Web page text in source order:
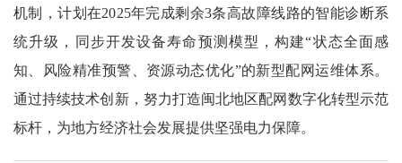
机制，计划在2025年完成剩余3条高故障线路的智能诊断系
统升级，同步开发设备寿命预测模型，构建“状态全面感
知、风险精准预警、资源动态优化”的新型配网运维体系。
通过持续技术创新，努力打造闽北地区配网数字化转型示范
标杆，为地方经济社会发展提供坚强电力保障。